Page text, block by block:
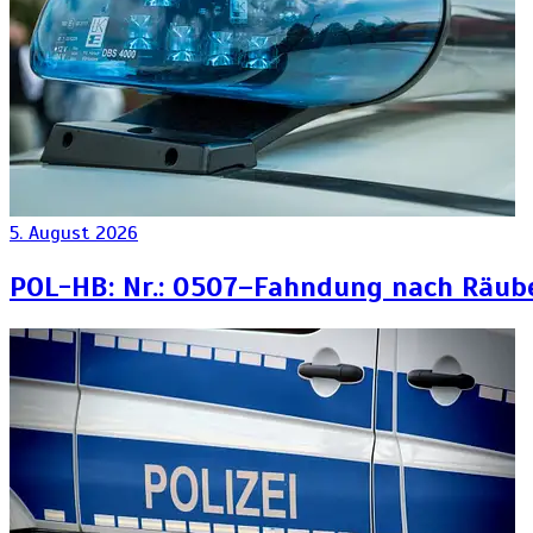
5. August 2026
POL-HB: Nr.: 0507–Fahndung nach